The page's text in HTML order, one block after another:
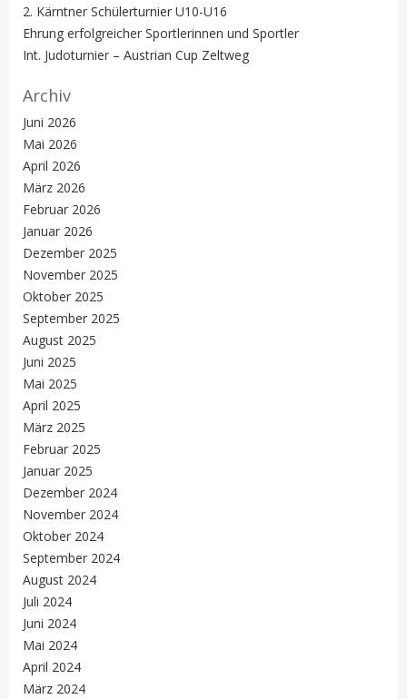
2. Kärntner Schülerturnier U10-U16
Ehrung erfolgreicher Sportlerinnen und Sportler
Int. Judoturnier – Austrian Cup Zeltweg
Archiv
Juni 2026
Mai 2026
April 2026
März 2026
Februar 2026
Januar 2026
Dezember 2025
November 2025
Oktober 2025
September 2025
August 2025
Juni 2025
Mai 2025
April 2025
März 2025
Februar 2025
Januar 2025
Dezember 2024
November 2024
Oktober 2024
September 2024
August 2024
Juli 2024
Juni 2024
Mai 2024
April 2024
März 2024